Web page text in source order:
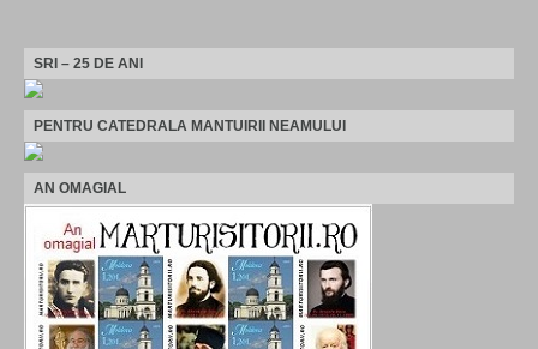
SRI – 25 DE ANI
PENTRU CATEDRALA MANTUIRII NEAMULUI
AN OMAGIAL